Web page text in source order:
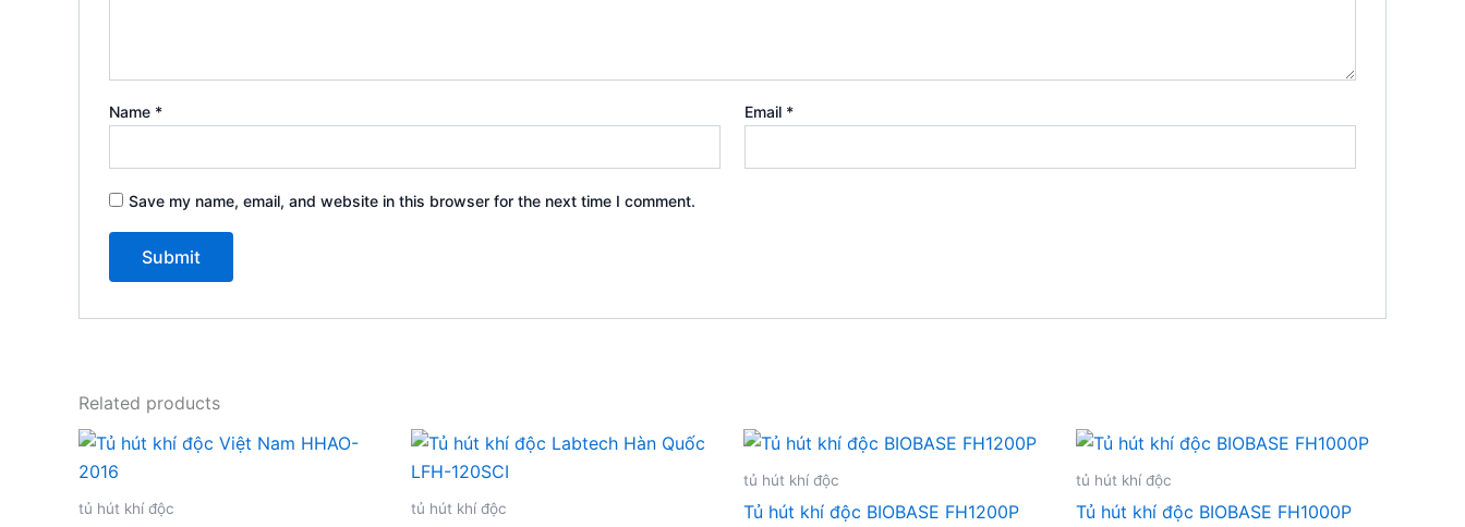
Name * Email *
Save my name, email, and website in this browser for the next time I comment.
Related products
tủ hút khí độc tủ hút khí độc
tủ hút khí độc
Tủ hút khí độc BIOBASE FH1200P
tủ hút khí độc
Tủ hút khí độc BIOBASE FH1000P